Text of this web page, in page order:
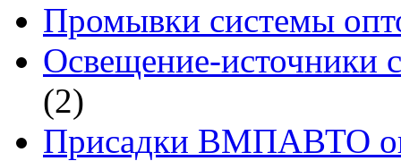
Промывки системы
Освещение-источники
(2)
Присадки ВМПАВТО